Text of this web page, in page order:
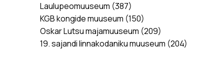
Laulupeomuuseum (387)
KGB kongide muuseum (150)
Oskar Lutsu majamuuseum (209)
19. sajandi linnakodaniku muuseum (204)